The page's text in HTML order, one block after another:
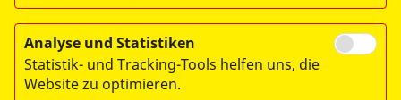
© 2026 Arbeiter-Samariter-Bund Landesverband Bremen e.V.
Impressum
Analyse und Statistiken
Statistik- und Tracking-Tools helfen uns, die
Website zu optimieren.